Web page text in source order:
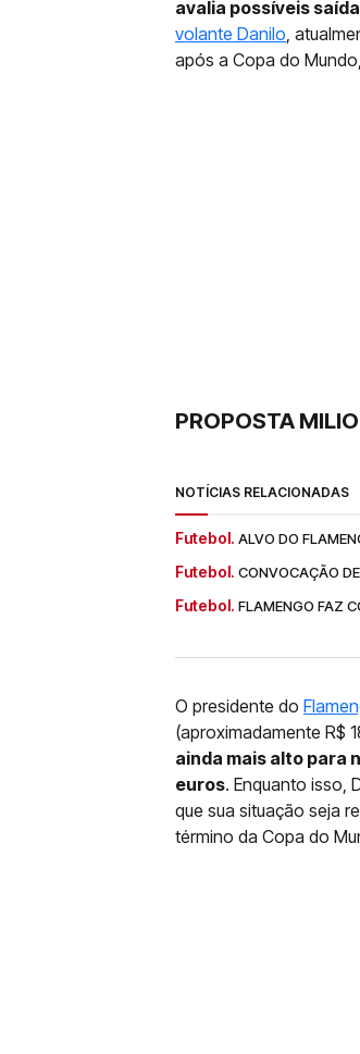
avalia possíveis
volante Danilo,
após a Copa do
PROPOSTA
NOTÍCIAS RELACIONADAS
Futebol. ALVO DO
Futebol. CONVOCAÇÃO
Futebol. FLAMENGO FAZ
O presidente do
(aproximadamente R$
ainda mais alto para
euros. Enquanto isso,
que sua situação seja
término da Copa do